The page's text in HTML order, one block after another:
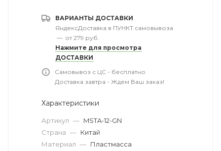
ВАРИАНТЫ ДОСТАВКИ
ЯндексДоставка в ПУНКТ самовывоза
— от 279 руб.
Нажмите для просмотра
ДОСТАВКИ
Самовывоз с ЦС - бесплатно
Доставка завтра - Ждем Ваш заказ!
Характеристики
Артикул — MSTA-12-GN
Страна — Китай
Материал — Пластмасса